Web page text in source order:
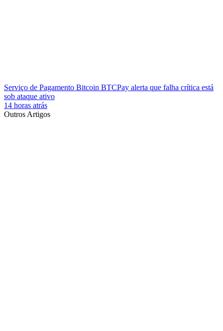
Serviço de Pagamento Bitcoin BTCPay alerta que falha crítica está
sob ataque ativo
14 horas atrás
Outros Artigos